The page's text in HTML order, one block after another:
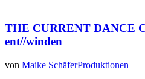
THE CURRENT DANCE
ent//winden
von Maike SchäferProduktionen